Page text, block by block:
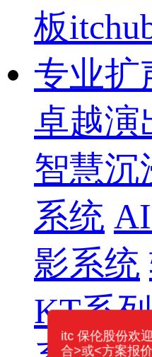
板
专业扩
卓越演
智慧沉
系统
影系统
KT系列
itc 保伦股份欢
合>或<方案报